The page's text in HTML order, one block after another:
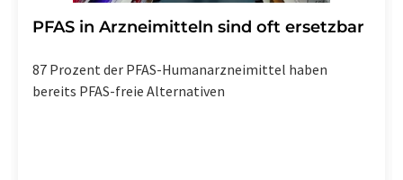
PFAS in Arzneimitteln sind oft ersetzbar
87 Prozent der PFAS-Humanarzneimittel haben
bereits PFAS-freie Alternativen